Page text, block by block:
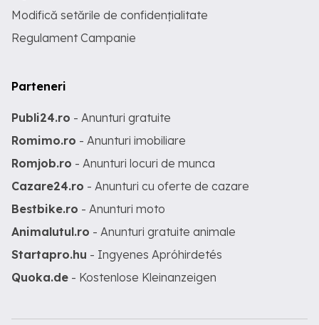
Modifică setările de confidențialitate
Regulament Campanie
Parteneri
Publi24.ro - Anunturi gratuite
Romimo.ro - Anunturi imobiliare
Romjob.ro - Anunturi locuri de munca
Cazare24.ro - Anunturi cu oferte de cazare
Bestbike.ro - Anunturi moto
Animalutul.ro - Anunturi gratuite animale
Startapro.hu - Ingyenes Apróhirdetés
Quoka.de - Kostenlose Kleinanzeigen